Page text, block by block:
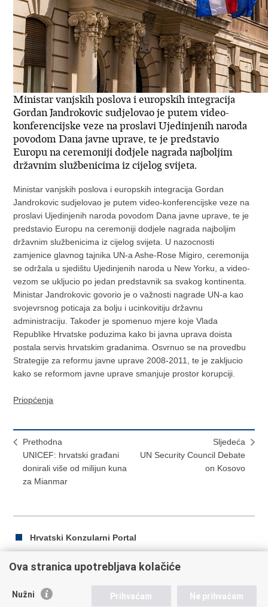
Ministar vanjskih poslova i europskih integracija
Gordan Jandrokovic sudjelovao je putem video-
konferencijske veze na proslavi Ujedinjenih naroda
povodom Dana javne uprave, te je predstavio
Europu na ceremoniji dodjele nagrada najboljim
državnim službenicima iz cijelog svijeta.
Ministar vanjskih poslova i europskih integracija Gordan
Jandrokovic sudjelovao je putem video-konferencijske veze na
proslavi Ujedinjenih naroda povodom Dana javne uprave, te je
predstavio Europu na ceremoniji dodjele nagrada najboljim
državnim službenicima iz cijelog svijeta. U nazocnosti
zamjenice glavnog tajnika UN-a Ashe-Rose Migiro, ceremonija
se održala u sjedištu Ujedinjenih naroda u New Yorku, a video-
vezom se ukljucio po jedan predstavnik sa svakog kontinenta.
Ministar Jandrokovic govorio je o važnosti nagrade UN-a kao
svojevrsnog poticaja za bolju i ucinkovitiju državnu
administraciju. Takoder je spomenuo mjere koje Vlada
Republike Hrvatske poduzima kako bi javna uprava doista
postala servis hrvatskim gradanima. Osvrnuo se na provedbu
Strategije za reformu javne uprave 2008-2011, te je zakljucio
kako se reformom javne uprave smanjuje prostor korupciji.
Priopćenja
Prethodna
UNICEF: hrvatski građani
donirali više od milijun kuna
za Mianmar
Sljedeća
UN Security Council Debate
on Kosovo
Hrvatski Konzularni Portal
Ispiši
Podijeli
Ova stranica upotrebljava kolačiće
Nužni Prihvaćam Ne prihvaćam